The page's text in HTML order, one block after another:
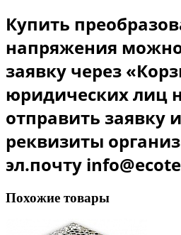
Купить
напряжения
заявку через
юридических лиц
отправить заявку
реквизиты
эл.почту
Похожие товары